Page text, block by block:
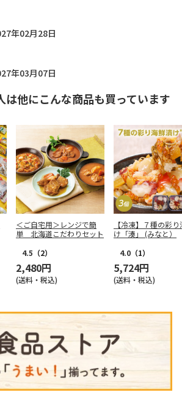
年02月28日
年03月07日
は他にこんな商品も買っています
＜ご自宅用＞レンジで簡
単 北海道こだわりセット
4.5 （2）
2,480円
(送料・税込)
【冷凍】７種の彩
け「湊」 (みなと）
4.0 （1）
5,724円
(送料・税込)